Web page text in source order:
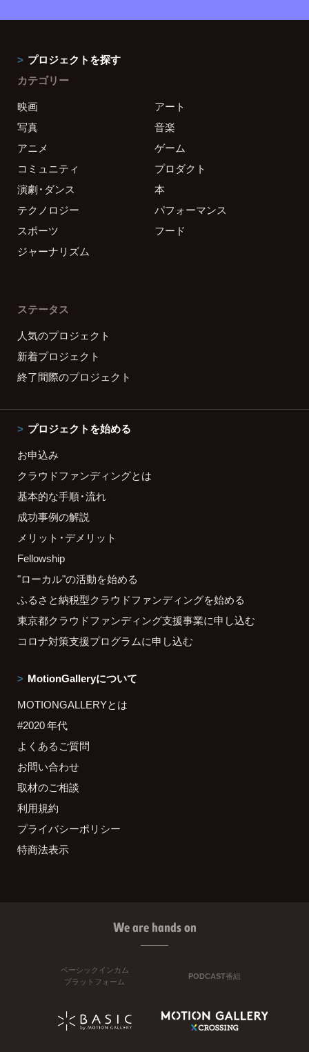
プロジェクトを探す
カテゴリー
映画
アート
写真
音楽
アニメ
ゲーム
コミュニティ
プロダクト
演劇・ダンス
本
テクノロジー
パフォーマンス
スポーツ
フード
ジャーナリズム
ステータス
人気のプロジェクト
新着プロジェクト
終了間際のプロジェクト
プロジェクトを始める
お申込み
クラウドファンディングとは
基本的な手順・流れ
成功事例の解説
メリット・デメリット
Fellowship
"ローカル"の活動を始める
ふるさと納税型クラウドファンディングを始める
東京都クラウドファンディング支援事業に申し込む
コロナ対策支援プログラムに申し込む
MotionGalleryについて
MOTIONGALLERYとは
#2020 年代
よくあるご質問
お問い合わせ
取材のご相談
利用規約
プライバシーポリシー
特商法表示
We are hands on
ベーシックインカム
プラットフォーム
PODCAST番組